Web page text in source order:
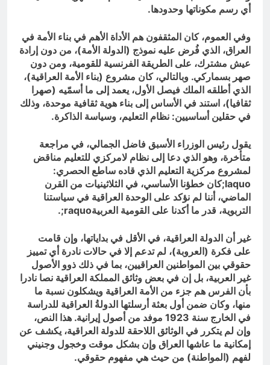
أي رسم مكوناتها وحدودها.
وفي العموم، كان المثقفون هم الأداة الأهم في بناء الأمة في
العراق، الذي فُرض عليه نموذج (الدولة الأمة)، من دون إرادة
عيش مشترك، على الطريقة الفرنسية للقومية، ومن دون
صهر بسماركي. وبالتالي، كان مشروع (بناء الأمة العراقية)،
الذي أطلقه الملك فيصل الأول، يعمد إلى ما أسمّيه (صهرا
ثقافيا)، استند في الأساس إلى بناء هوية ثقافية موحدة، وذلك
في حقلين أساسيين: نظام التعليم، وسياسة الذاكرة.
يقول رئيس الوزراء الأسبق فاضل الجمالي، في مراجعة
متأخرة، وهو الذي دعا إلى نظام لامركزي للتعليم مناقض
لمشروع مركزية التعليم الذي قاده ساطع الحصري:
laquo;كان خطؤنا الأساسي، في الثلاثينيات من القرن
الماضي، أننا لم نؤكد على الوحدة العراقية في سياستنا
التربوية، قدر ما أكدنا على القومية العربيةraquo
;.
غير أن الدولة العراقية، في الأقل في بداياتها، وإن قامت
على فكرة (العروبة)، لم تدعم إلا في حالات نادرة أي تمييز
حقوقي بين المواطنين العراقيين، بما في ذلك ذوو الأصول
غير العربية، بل إن في بعض وثائق المملكة العراقية نصا نادرا
بأن الفرس هم جزء من الأمة العراقية ويشكلون نسبة ما
منها، وكان ضمن أول بعثة أرسلتها الدولةُ العراقية للدراسة
في الخارج سنة 1923 موفد من أصول إيرانية. هذا النص،
وإن لم يتكرر في الوثائق اللاحقة للدولة العراقية، يكشف عن
إمكانية ما عاشها العراق وإن بشكل موقت وخجول وجنيني
لفهم (المواطنة) من حيث هي مفهوم حقوقي.